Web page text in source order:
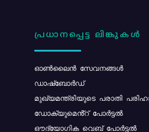
പ്രധാനപ്പെട്ട ലിങ്കുകൾ
ഓൺലൈൻ സേവനങ്ങൾ
ഡാഷ്ബോർഡ്
മുഖ്യമന്ത്രിയുടെ പരാതി
ഡോക്യുമെൻ്റ് പോർട്ടൽ
ഔദ്യോഗിക വെബ് പോർട്ടൽ